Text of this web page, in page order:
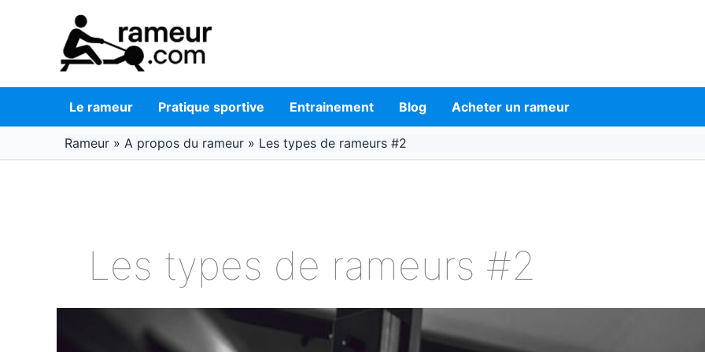
Le rameur Pratique sportive Entrainement Blog Acheter un rameur
Rameur » A propos du rameur » Les types de rameurs #2
Les types de rameurs #2